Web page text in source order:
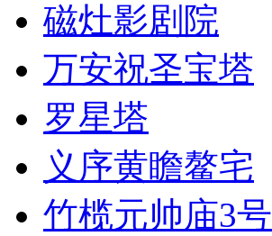
磁灶影剧院
万安祝圣宝塔
罗星塔
义序黄瞻鳌宅
竹榄元帅庙3号